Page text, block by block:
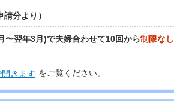
分より）
〜翌年3月)で夫婦合わせて10回から制限なし
をご覧ください。